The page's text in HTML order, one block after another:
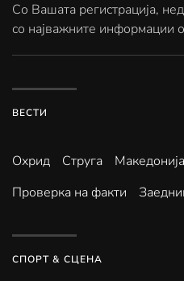
Со Вашата регистрација,
со најважните информации
ВЕСТИ
Охрид Струга Македонија
Проверка на факти
СПОРТ & СЦЕНА